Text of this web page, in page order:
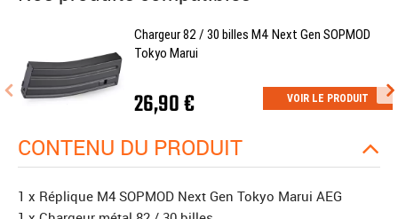
Chargeur 82 / 30 billes M4 Next Gen SOPMOD
Tokyo Marui
26,90 € VOIR LE PRODUIT
CONTENU DU PRODUIT
1 x Réplique M4 SOPMOD Next Gen Tokyo Marui AEG